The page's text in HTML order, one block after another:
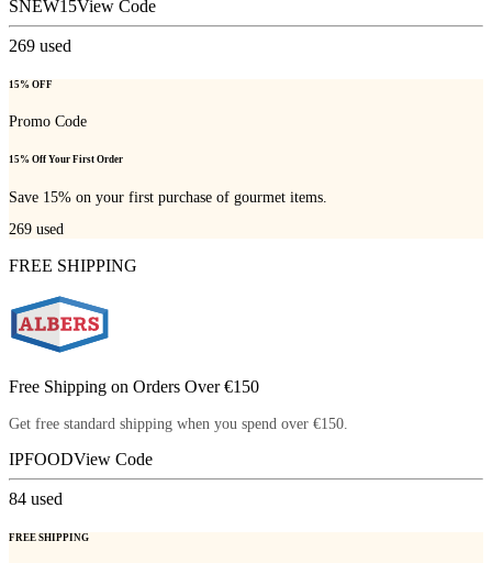
SNEW15View Code
269 used
15% OFF
Promo Code
15% Off Your First Order
Save 15% on your first purchase of gourmet items.
269 used
FREE SHIPPING
Free Shipping on Orders Over €150
Get free standard shipping when you spend over €150.
IPFOODView Code
84 used
FREE SHIPPING